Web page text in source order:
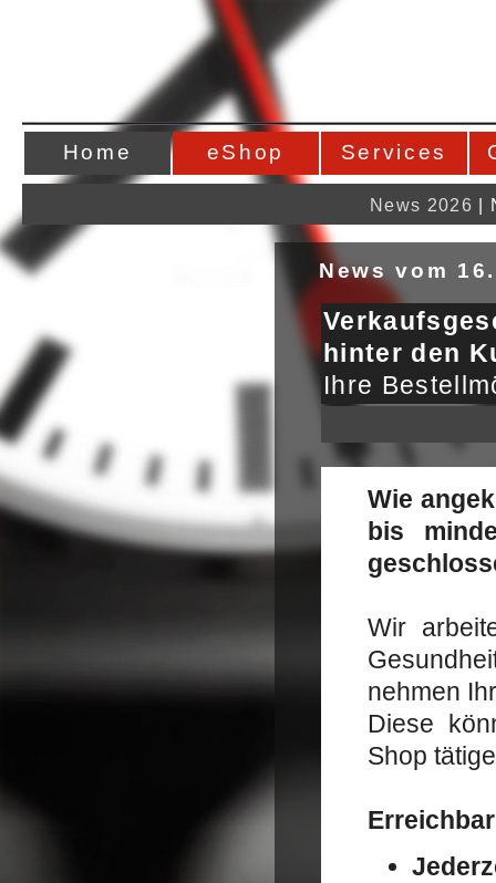
Home eShop Services
News 2026
News vom
hinter den
Ihre
Wie
bis
Wir
nehmen
Diese
Shop